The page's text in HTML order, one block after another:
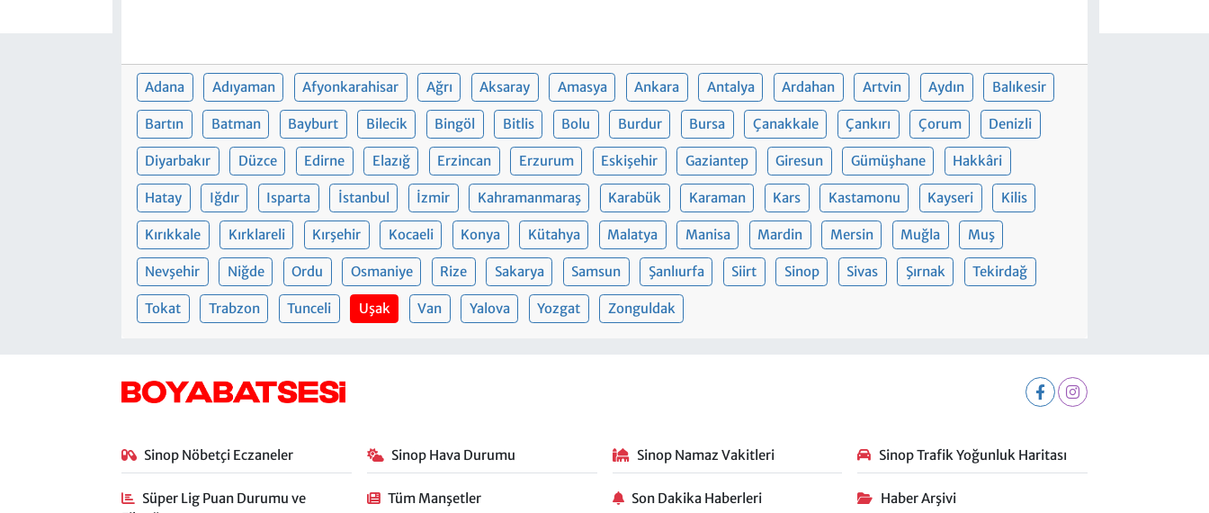
Adana Adıyaman Afyonkarahisar Ağrı Aksaray Amasya Ankara Antalya Ardahan Artvin Aydın Balıkesir
Bartın Batman Bayburt Bilecik Bingöl Bitlis Bolu Burdur Bursa Çanakkale Çankırı Çorum Denizli
Diyarbakır Düzce Edirne Elazığ Erzincan Erzurum Eskişehir Gaziantep Giresun Gümüşhane Hakkâri
Hatay Iğdır Isparta İstanbul İzmir Kahramanmaraş Karabük Karaman Kars Kastamonu Kayseri Kilis
Kırıkkale Kırklareli Kırşehir Kocaeli Konya Kütahya Malatya Manisa Mardin Mersin Muğla Muş
Nevşehir Niğde Ordu Osmaniye Rize Sakarya Samsun Şanlıurfa Siirt Sinop Sivas Şırnak Tekirdağ
Tokat Trabzon Tunceli Uşak Van Yalova Yozgat Zonguldak
Sinop Nöbetçi Eczaneler Sinop Hava Durumu Sinop Namaz Vakitleri Sinop Trafik Yoğunluk Haritası
Süper Lig Puan Durumu ve
Tüm Manşetler Son Dakika Haberleri Haber Arşivi